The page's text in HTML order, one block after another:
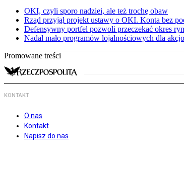
OKI, czyli sporo nadziei, ale też trochę obaw
Rząd przyjął projekt ustawy o OKI. Konta bez
Defensywny portfel pozwoli przeczekać okres
Nadal mało programów lojalnościowych dla
Promowane treści
KONTAKT
O nas
Kontakt
Napisz do nas